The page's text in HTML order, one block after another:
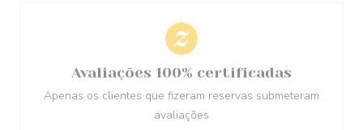
Avaliações 100% certificadas
Apenas os clientes que fizeram reservas submeteram
avaliações